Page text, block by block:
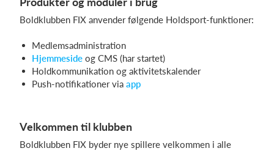
Boldklubben FIX anvender følgende Holdsport-funktioner:
Medlemsadministration
Hjemmeside og CMS (har startet)
Holdkommunikation og aktivitetskalender
Push-notifikationer via app
Velkommen til klubben
Boldklubben FIX byder nye spillere velkommen i alle